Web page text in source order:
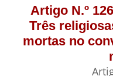
Artigo N.º
Três
mortas no